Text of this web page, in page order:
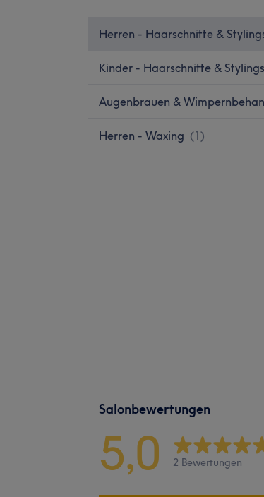
Herren - Haarschnitte &
Kinder - Haarschnitte & Stylings
Augenbrauen &
Herren - Waxing (1)
Salonbewertungen
5,0 2 Bewertungen